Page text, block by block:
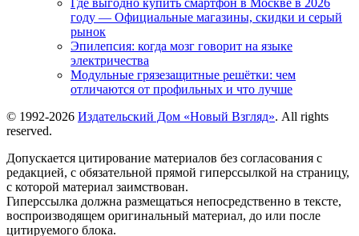
году — Официальные магазины, скидки и серый
рынок
Эпилепсия: когда мозг говорит на языке
электричества
Модульные грязезащитные решётки: чем
отличаются от профильных и что лучше
© 1992-2026 Издательский Дом «Новый Взгляд». All rights
reserved.
Допускается цитирование материалов без согласования с
редакцией, с обязательной прямой гиперссылкой на страницу,
с которой материал заимствован.
Гиперссылка должна размещаться непосредственно в тексте,
воспроизводящем оригинальный материал, до или после
цитируемого блока.